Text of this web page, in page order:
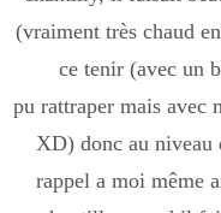
(vraiment très chaud
ce tenir (avec un
pu rattraper mais avec
XD) donc au niveau
rappel a moi même